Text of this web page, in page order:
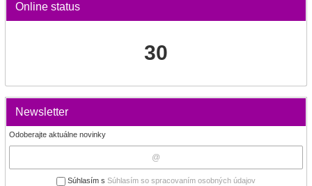
Online status
30
Newsletter
Odoberajte aktuálne novinky
Súhlasím s Súhlasím so spracovaním osobných údajov